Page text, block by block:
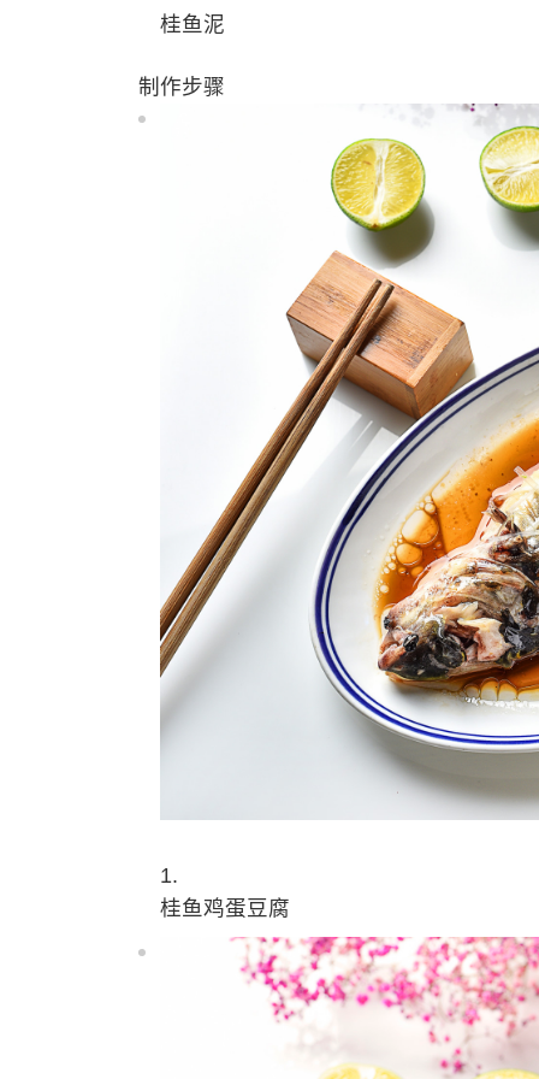
桂鱼泥
制作步骤
1.
桂鱼鸡蛋豆腐